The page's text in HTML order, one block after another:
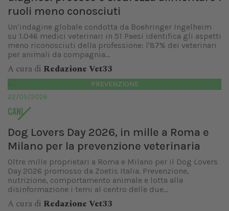
ruoli meno conosciuti
Un’indagine globale condotta da Boehringer Ingelheim
su 1.046 medici veterinari in 51 Paesi identifica gli aspetti
meno riconosciuti della professione: l'87% dei veterinari
per animali da compagnia...
A cura di Redazione Vet33
PREVENZIONE
22/05/2026
CANI
Dog Lovers Day 2026, in mille a Roma e
Milano per la prevenzione veterinaria
Oltre mille proprietari a Roma e Milano per il Dog Lovers
Day 2026 promosso da Zoetis Italia. Prevenzione,
nutrizione, comportamento animale e lotta alla
disinformazione i temi al centro delle due...
A cura di Redazione Vet33